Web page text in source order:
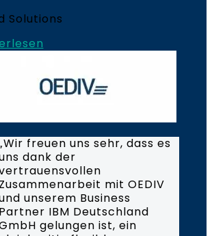
Solutions
freuen uns sehr, dass es
dank der
Zusammenarbeit mit OEDIV
unserem Business
Partner IBM Deutschland
gelungen ist, ein